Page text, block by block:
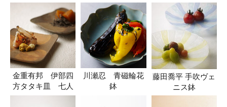
金重有邦 伊部四
方タタキ皿 七人
川瀬忍 青磁輪花
鉢
藤田喬平 手吹ヴェ
ニス鉢